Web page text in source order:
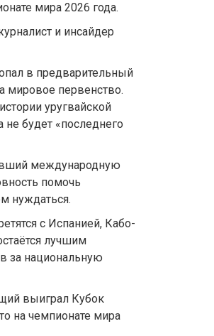
мира 2026 года.
и инсайдер
в предварительный
мировое первенство.
уругвайской
будет «последнего
международную
помочь
нуждаться.
с Испанией, Кабо-
лучшим
за национальную
выиграл Кубок
на чемпионате мира